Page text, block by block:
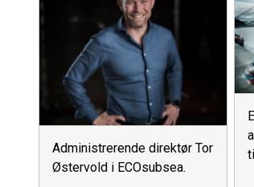
Administrerende direktør Tor
Østervold i ECOsubsea.